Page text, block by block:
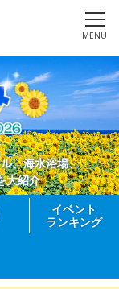
MENU
、海水浴場、
大紹介
イベント
ランキング